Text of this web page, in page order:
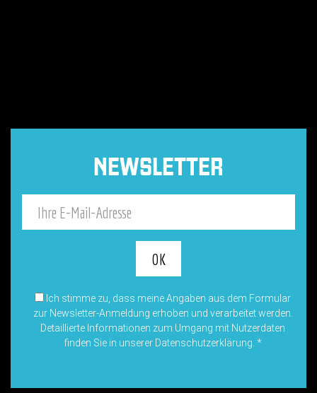
NEWSLETTER
Ich stimme zu, dass meine Angaben aus dem Formular
zur Newsletter-Anmeldung erhoben und verarbeitet werden.
Detaillierte Informationen zum Umgang mit Nutzerdaten
finden Sie in unserer Datenschutzerklärung. *